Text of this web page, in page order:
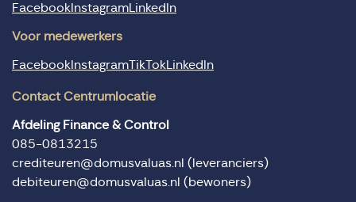
Facebook Instagram LinkedIn
Voor medewerkers
Facebook InstagramTikTok LinkedIn
Contact Centrumlocatie
Afdeling Finance & Control
085-0813215
crediteuren@domusvaluas.nl (leveranciers)
debiteuren@domusvaluas.nl (bewoners)